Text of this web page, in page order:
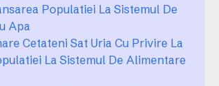
Populatiei La Sistemul De
Apa
Cetateni Sat Uria Cu Privire La
La Sistemul De Alimentare